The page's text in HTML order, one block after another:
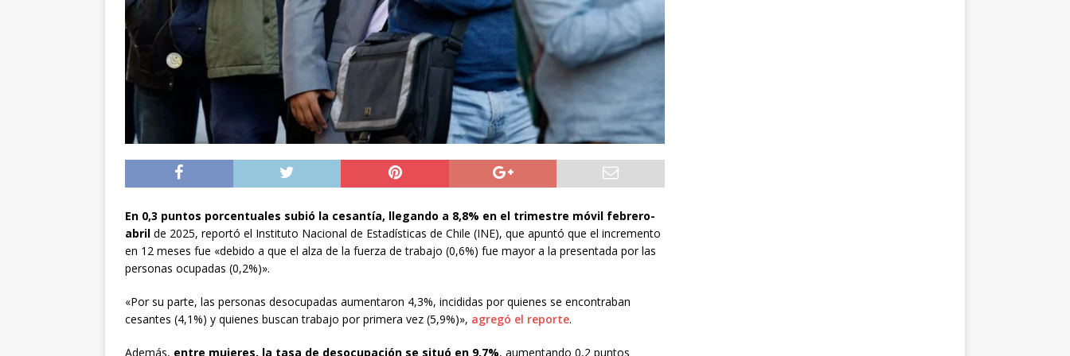
[ 04/08/2026 ]
Ministros de la Unión Europea acuerdan reforzar fronteras, retornos y
sistema de alerta temprana tras la crisis en Ceuta
INTERNACIONAL
[ 04/08/2026 ]
Precio del cobre alcanzó un nuevo máximo histórico
NACIONAL
[ 05/08/2026 ]
Sueldos millonarios en el Gobierno: 46 funcionarios de
superintendencias ganan igual o más que el presidente Kast
DEPORTES
En 0,3 puntos porcentuales subió la cesantía, llegando a 8,8% en el trimestre móvil febrero-
abril de 2025, reportó el Instituto Nacional de Estadísticas de Chile (INE), que apuntó que el incremento
en 12 meses fue «debido a que el alza de la fuerza de trabajo (0,6%) fue mayor a la presentada por las
personas ocupadas (0,2%)».
«Por su parte, las personas desocupadas aumentaron 4,3%, incididas por quienes se encontraban
cesantes (4,1%) y quienes buscan trabajo por primera vez (5,9%)», agregó el reporte.
Además, entre mujeres, la tasa de desocupación se situó en 9,7%, aumentando 0,2 puntos